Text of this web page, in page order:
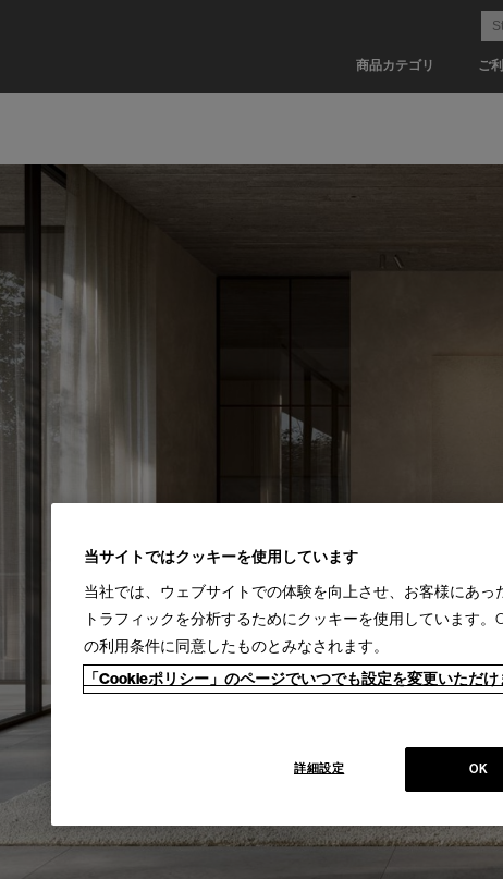
商品カテゴリ ご
当サイトではクッキーを使用しています
当社では、ウェブサイトでの体験を向上させ、お客様にあっ
トラフィックを分析するためにクッキーを使用しています。
の利用条件に同意したものとみなされます。
「Cookieポリシー」のページでいつでも設定を変更いただけ
OK
詳細設定